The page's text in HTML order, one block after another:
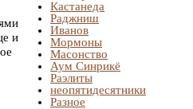
и
Кастанеда
Раджниш
Иванов
Мормоны
Масонство
Аум Синрикё
Раэлиты
неопятидесятники
Разное